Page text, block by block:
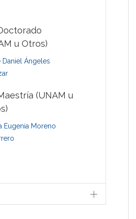
u Otros)
Daniel Ángeles
(UNAM u
Eugenia Moreno